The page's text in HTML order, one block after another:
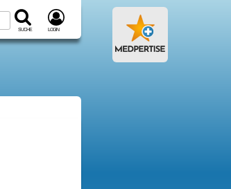
Suche Login